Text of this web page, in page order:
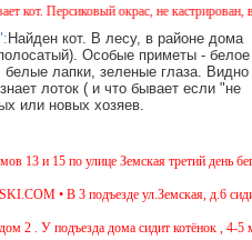
Персиковый окрас, не кастрирован,
Найден кот. В лесу, в районе дома
Особые приметы - белое
белые лапки, зеленые глаза. Видно
лоток ( и что бывает если "не
или новых хозяев.
13 и 15 по улице Земская третий день
• В 3 подъезде ул.Земская, д.6
2 . У подъезда дома сидит котёнок , 4-5